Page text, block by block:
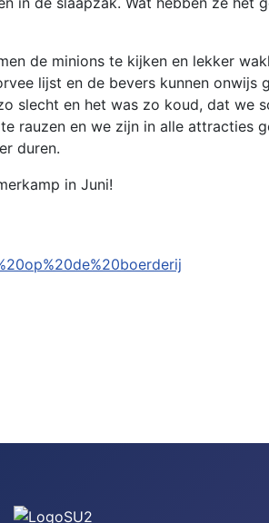
de minions te kijken en lekker
lijst en de bevers kunnen
slecht en het was zo koud, dat
rauzen en we zijn in alle attracties
duren.
in Juni!